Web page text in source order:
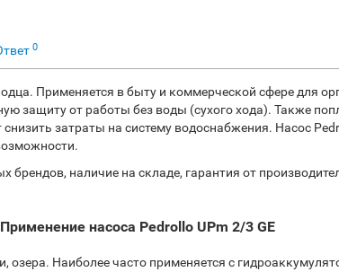
0
Применяется в быту и коммерческой сфере для
защиту от работы без воды (сухого хода). Также
затраты на систему водоснабжения. Насос
наличие на складе, гарантия от
Применение насоса Pedrollo UPm 2/3 GE
Наиболее часто применяется с